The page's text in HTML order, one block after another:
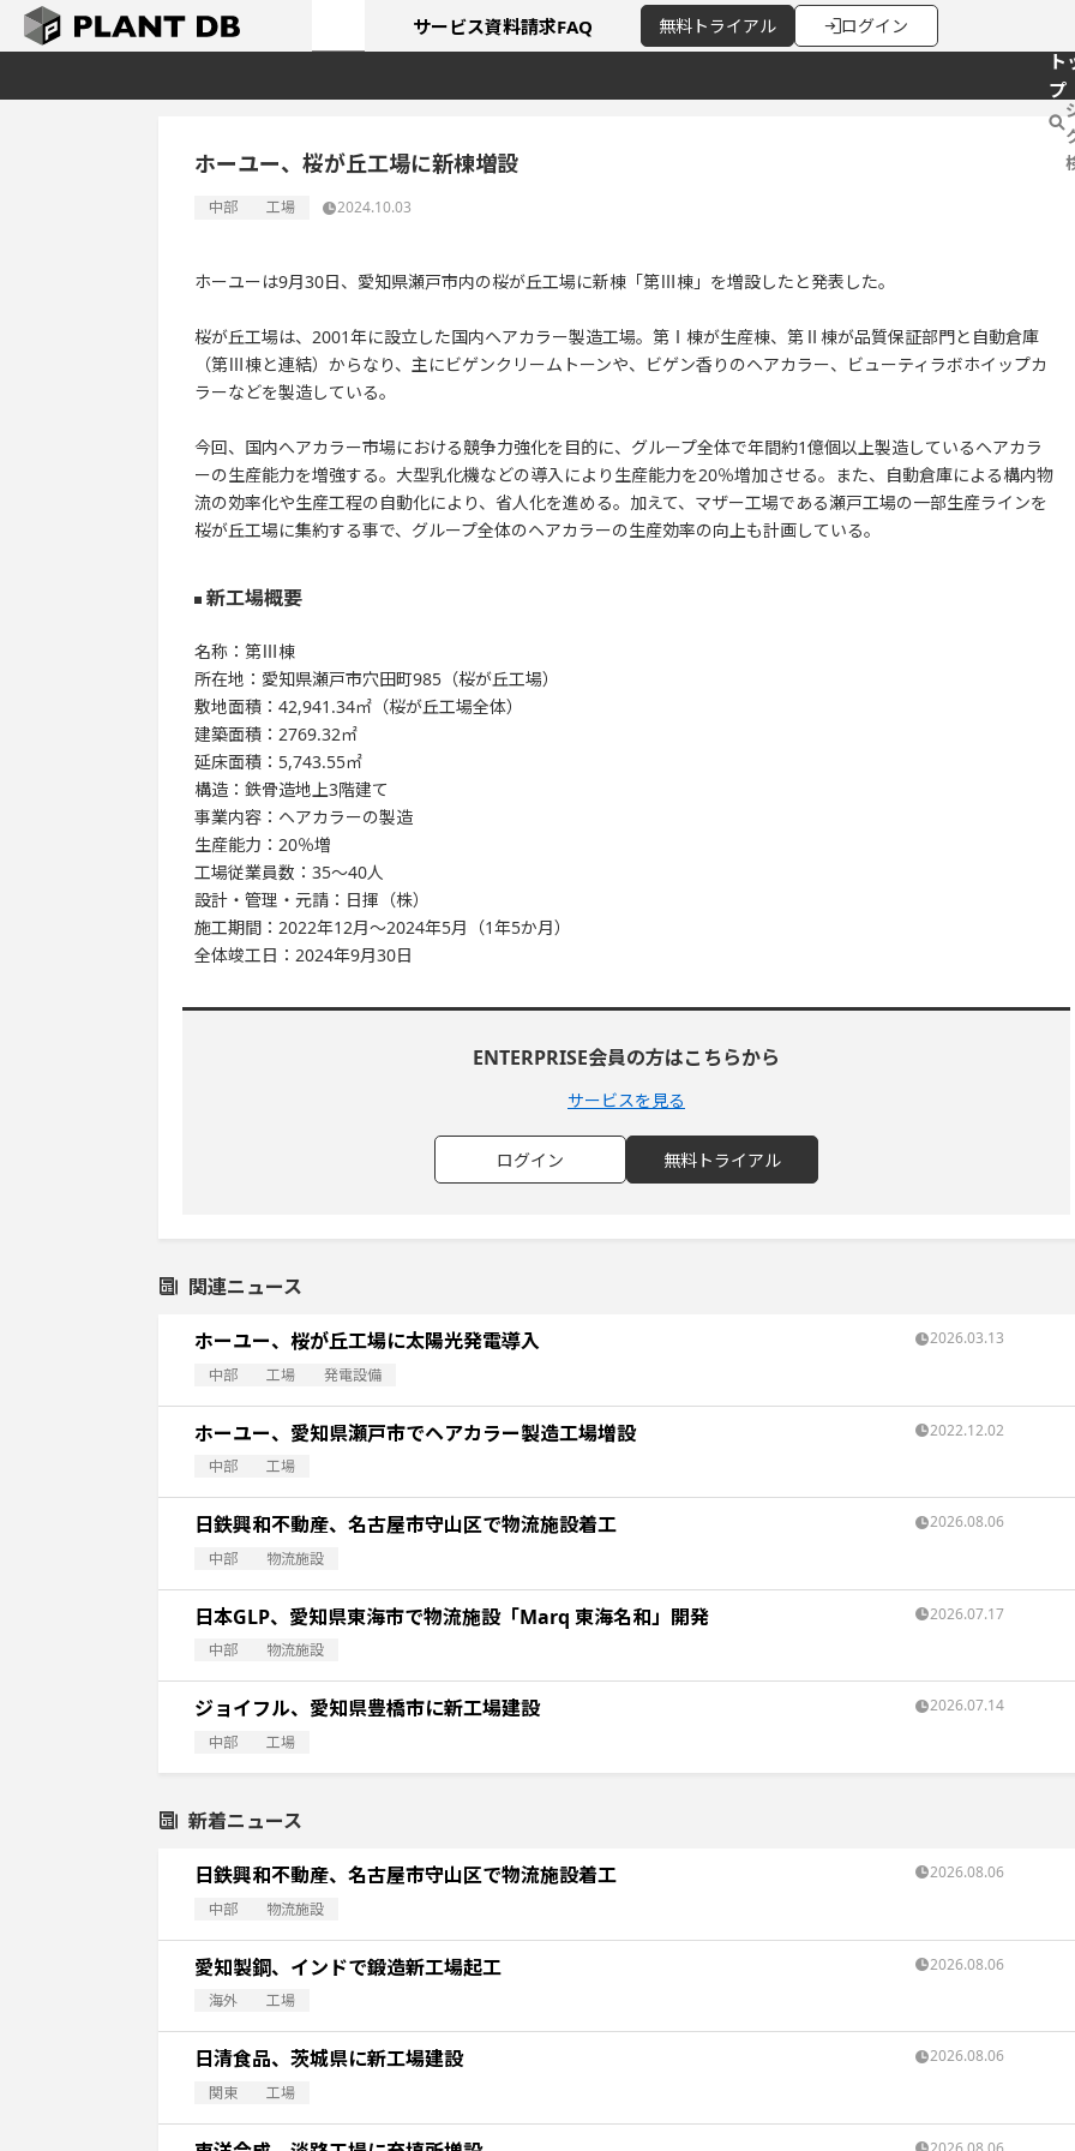
無料 トライアル ログイン
サービス資料請求FAQ
ト
プ
ホーユー、桜が丘工場に新棟増設
中部 工場 2024.10.03
ホーユーは9月30日、愛知県瀬戸市内の桜が丘工場に新棟「第Ⅲ棟」を増設したと発表した。
桜が丘工場は、2001年に設立した国内ヘアカラー製造工場。第Ⅰ棟が生産棟、第Ⅱ棟が品質保証部門と自動倉庫
（第Ⅲ棟と連結）からなり、主にビゲンクリームトーンや、ビゲン香りのヘアカラー、ビューティラボホイップカ
ラーなどを製造している。
今回、国内へアカラー市場における競争力強化を目的に、グループ全体で年間約1億個以上製造しているヘアカラ
ーの生産能力を増強する。大型乳化機などの導入により生産能力を20％増加させる。また、自動倉庫による構内物
流の効率化や生産工程の自動化により、省人化を進める。加えて、マザー工場である瀬戸工場の一部生産ラインを
桜が丘工場に集約する事で、グループ全体のヘアカラーの生産効率の向上も計画している。
新工場概要
名称：第Ⅲ棟
所在地：愛知県瀬戸市穴田町985（桜が丘工場）
敷地面積：42,941.34㎡（桜が丘工場全体）
建築面積：2769.32㎡
延床面積：5,743.55㎡
構造：鉄骨造地上3階建て
事業内容：ヘアカラーの製造
生産能力：20％増
工場従業員数：35～40人
設計・管理・元請：日揮（株）
施工期間：2022年12月～2024年5月（1年5か月）
全体竣工日：2024年9月30日
ENTERPRISE会員の方はこちらから
サービスを見る
ログイン 無料トライアル
関連ニュース
ホーユー、桜が丘工場に太陽光発電導入
中部 工場 発電設備
2026.03.13
ホーユー、愛知県瀬戸市でヘアカラー製造工場増設
中部 工場
2022.12.02
日鉄興和不動産、名古屋市守山区で物流施設着工
中部 物流施設
2026.08.06
日本GLP、愛知県東海市で物流施設「Marq 東海名和」開発
中部 物流施設
2026.07.17
ジョイフル、愛知県豊橋市に新工場建設
中部 工場
2026.07.14
新着ニュース
日鉄興和不動産、名古屋市守山区で物流施設着工
中部 物流施設
2026.08.06
愛知製鋼、インドで鍛造新工場起工
海外 工場
2026.08.06
日清食品、茨城県に新工場建設
関東 工場
2026.08.06